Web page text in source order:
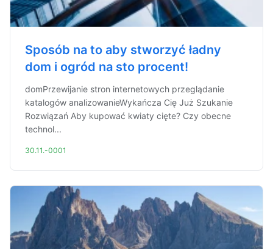
Sposób na to aby stworzyć ładny
dom i ogród na sto procent!
domPrzewijanie stron internetowych przeglądanie
katalogów analizowanieWykańcza Cię Już Szukanie
Rozwiązań Aby kupować kwiaty cięte? Czy obecne
technol...
30.11.-0001